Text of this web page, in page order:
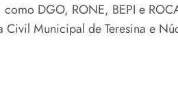
DGO, RONE, BEPI e
Civil Municipal de Teresina e